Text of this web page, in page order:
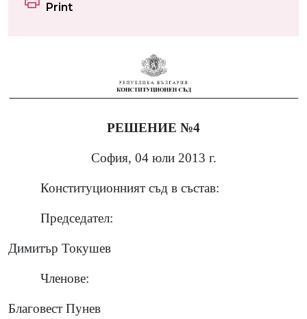
Print
РЕШЕНИЕ №4
София, 04 юли 2013 г.
Конституционният съд в състав:
Председател:
Димитър Токушев
Членове:
Благовест Пунев